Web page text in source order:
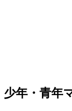
少年・青年